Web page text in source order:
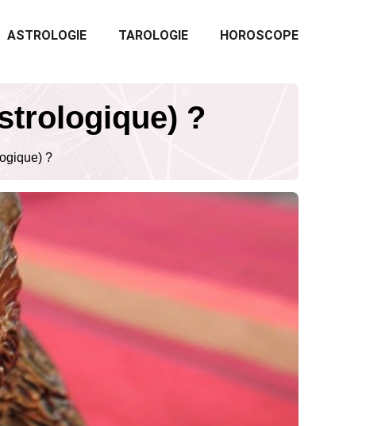
ASTROLOGIE TAROLOGIE HOROSCOPE
?
?